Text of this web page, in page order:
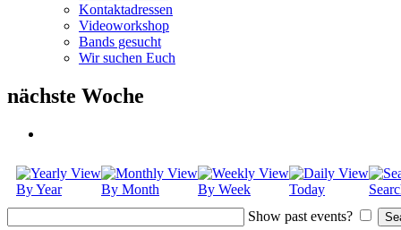
Kontaktadressen
Videoworkshop
Bands gesucht
Wir suchen Euch
nächste Woche
By Year By Month By Week Today
Show past events?